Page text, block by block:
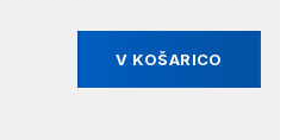
V KOŠARICO